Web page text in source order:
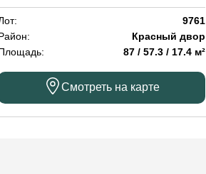
9761
Красный двор
87 / 57.3 / 17.4 м²
Смотреть на карте